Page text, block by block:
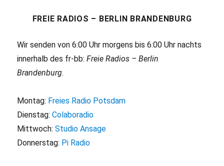
FREIE RADIOS – BERLIN BRANDENBURG
Wir senden von 6:00 Uhr morgens bis 6:00 Uhr nachts
innerhalb des fr-bb:Freie Radios – Berlin
Brandenburg.
Montag: Freies Radio Potsdam
Dienstag:Colaboradio
Mittwoch:Studio Ansage
Donnerstag: Pi Radio